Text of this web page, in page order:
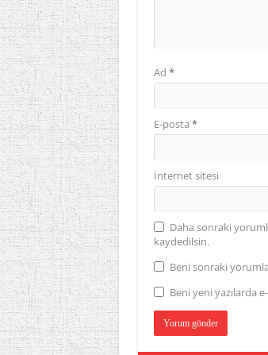
Ad *
E-posta *
İnternet sitesi
Daha sonraki
kaydedilsin.
Beni sonraki
Beni yeni yazılarda